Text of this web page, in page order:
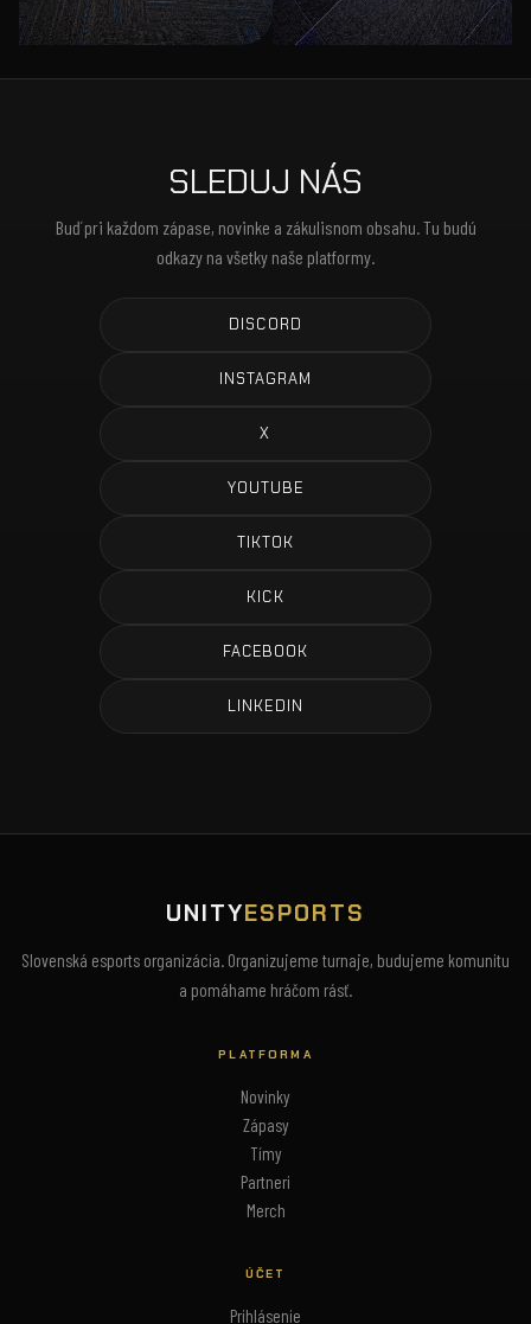
SLEDUJ NÁS
Buď pri každom zápase, novinke a zákulisnom obsahu. Tu budú
odkazy na všetky naše platformy.
DISCORD
INSTAGRAM
X
YOUTUBE
TIKTOK
KICK
FACEBOOK
LINKEDIN
UNITYESPORTS
Slovenská esports organizácia. Organizujeme turnaje, budujeme komunitu
a pomáhame hráčom rásť.
PLATFORMA
Novinky
Zápasy
Tímy
Partneri
Merch
ÚČET
Prihlásenie